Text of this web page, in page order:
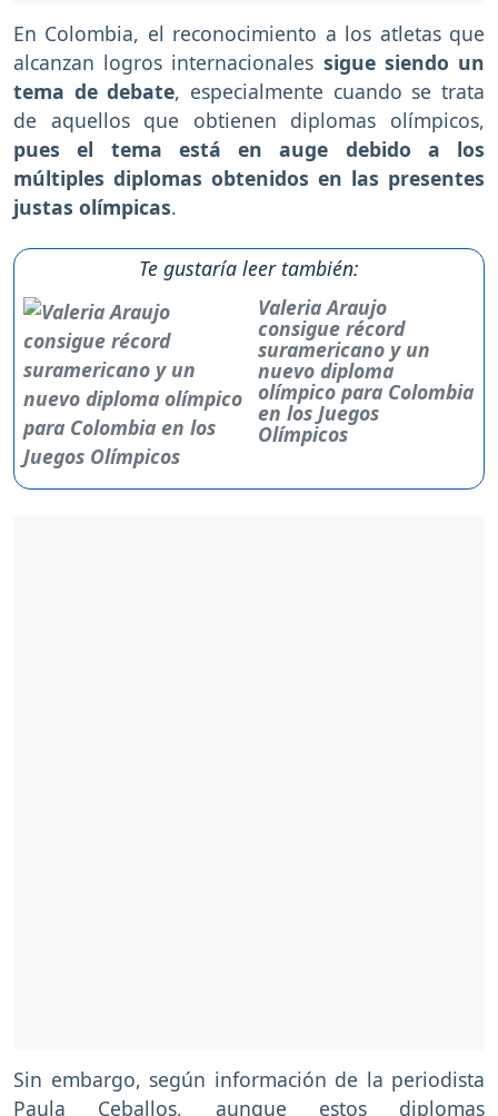
En Colombia, el reconocimiento a los atletas que
alcanzan logros internacionales sigue siendo un
tema de debate, especialmente cuando se trata
de aquellos que obtienen diplomas olímpicos,
pues el tema está en auge debido a los
múltiples diplomas obtenidos en las presentes
justas olímpicas.
Te gustaría leer también:
Valeria Araujo
consigue récord
suramericano y un
nuevo diploma
olímpico para Colombia
en los Juegos
Olímpicos
Sin embargo, según información de la periodista
Paula Ceballos, aunque estos diplomas